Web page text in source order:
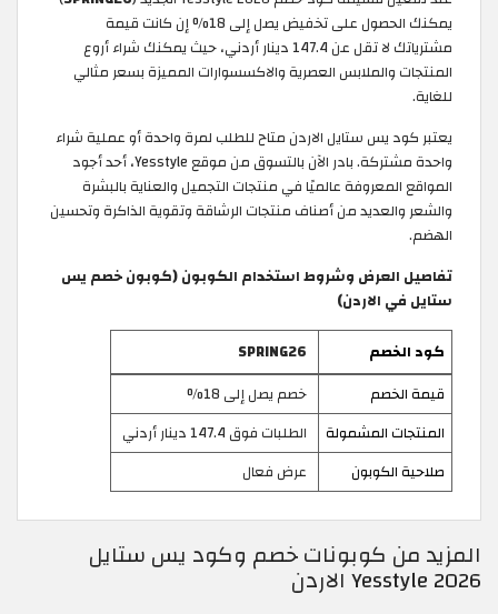
يمكنك الحصول على تخفيض يصل إلى 18% إن كانت قيمة
مشترياتك لا تقل عن 147.4 دينار أردني، حيث يمكنك شراء أروع
المنتجات والملابس العصرية والاكسسوارات المميزة بسعر مثالي
للغاية.
يعتبر كود يس ستايل الاردن متاح للطلب لمرة واحدة أو عملية شراء
واحدة مشتركة. بادر الآن بالتسوق من موقع Yesstyle، أحد أجود
المواقع المعروفة عالميًا في منتجات التجميل والعناية بالبشرة
والشعر والعديد من أصناف منتجات الرشاقة وتقوية الذاكرة وتحسين
الهضم. ​
تفاصيل العرض وشروط استخدام الكوبون (كوبون خصم يس
ستايل في الاردن)
كود الخصم
SPRING26
قيمة الخصم
خصم يصل إلى 18%
المنتجات المشمولة
الطلبات فوق 147.4 دينار أردني
صلاحية الكوبون
عرض فعال
المزيد من كوبونات خصم وكود يس ستايل
Yesstyle 2026 الاردن